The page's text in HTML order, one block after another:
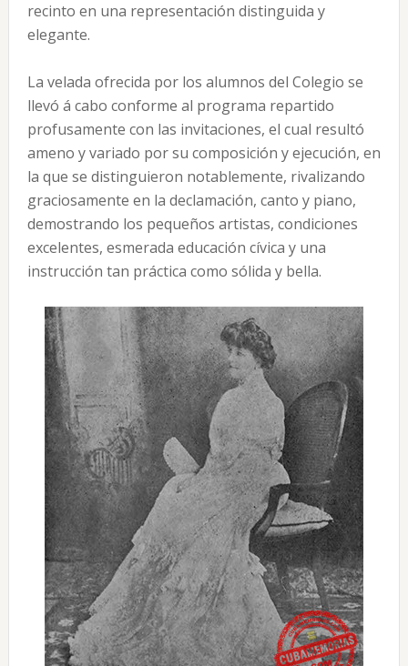
recinto en una representación distinguida y
elegante.
La velada ofrecida por los alumnos del Colegio se
llevó á cabo conforme al programa repartido
profusamente con las invitaciones, el cual resultó
ameno y variado por su composición y ejecución, en
la que se distinguieron notablemente, rivalizando
graciosamente en la declamación, canto y piano,
demostrando los pequeños artistas, condiciones
excelentes, esmerada educación cívica y una
instrucción tan práctica como sólida y bella.